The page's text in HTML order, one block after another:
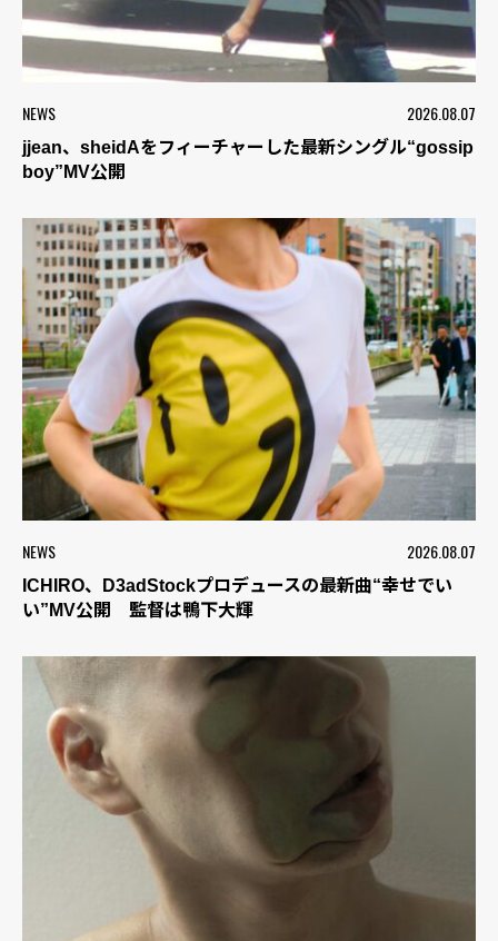
NEWS 2026.08.07
jjean、sheidAをフィーチャーした最新シングル“gossip
boy”MV公開
NEWS 2026.08.07
ICHIRO、D3adStockプロデュースの最新曲“幸せでい
い”MV公開 監督は鴨下大輝